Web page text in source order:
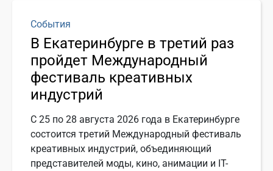
События
В Екатеринбурге в третий раз
пройдет Международный
фестиваль креативных
индустрий
С 25 по 28 августа 2026 года в Екатеринбурге
состоится третий Международный фестиваль
креативных индустрий, объединяющий
представителей моды, кино, анимации и IT-